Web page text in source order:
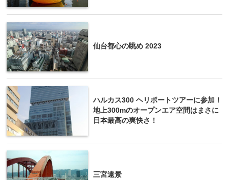
仙台都心の眺め 2023
ハルカス300 ヘリポートツアーに参加！
地上300mのオープンエア空間はまさに
日本最高の爽快さ！
三宮遠景